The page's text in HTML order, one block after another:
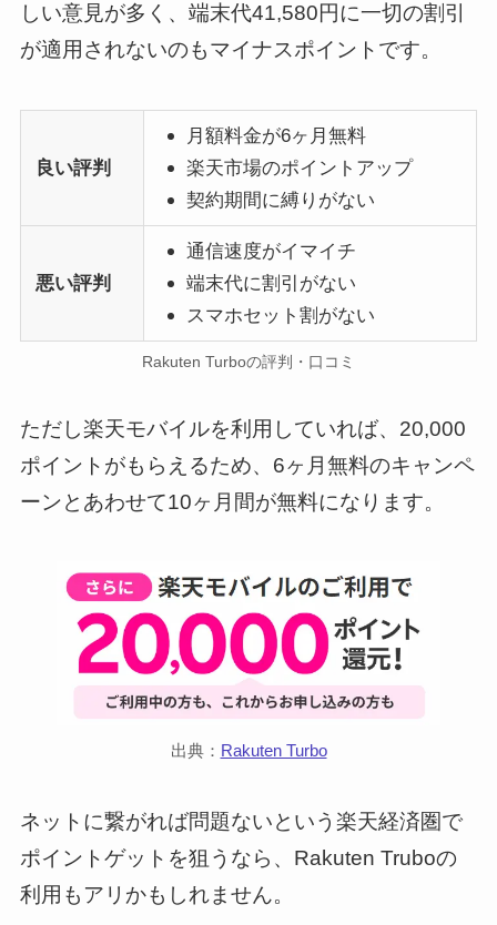
しい意見が多く、端末代41,580円に一切の割引
が適用されないのもマイナスポイントです。
良い評判
月額料金が6ヶ月無料
楽天市場のポイントアップ
契約期間に縛りがない
悪い評判
通信速度がイマイチ
端末代に割引がない
スマホセット割がない
Rakuten Turboの評判・口コミ
ただし楽天モバイルを利用していれば、20,000
ポイントがもらえるため、6ヶ月無料のキャンペ
ーンとあわせて10ヶ月間が無料になります。
出典： Rakuten Turbo
ネットに繋がれば問題ないという楽天経済圏で
ポイントゲットを狙うなら、Rakuten Truboの
利用もアリかもしれません。